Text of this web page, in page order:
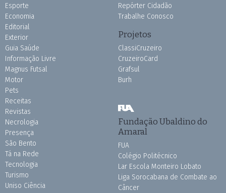
Esporte
Economia
Editorial
Exterior
Guia Saúde
Informação Livre
Magnus Futsal
Motor
Pets
Receitas
Revistas
Necrologia
Presença
São Bento
Tá na Rede
Tecnologia
Turismo
Uniso Ciência
Repórter Cidadão
Trabalhe Conosco
Projetos
ClassiCruzeiro
CruzeiroCard
Grafsul
Burh
Fundação Ubaldino do
Amaral
FUA
Colégio Politécnico
Lar Escola Monteiro Lobato
Liga Sorocabana de Combate ao
Câncer